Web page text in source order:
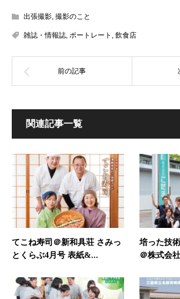
出張撮影, 撮影のこと
雑誌・情報誌, ポートレート , 飲食店
関連記事一覧
てこね寿司＠新和具荘 さみっ
とくらぶ4月号 表紙&...
培った技
＠株式会